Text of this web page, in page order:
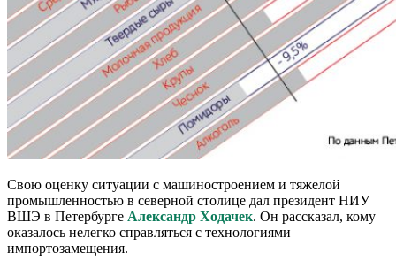
Свою оценку ситуации с машиностроением и тяжелой
промышленностью в северной столице дал президент НИУ
ВШЭ в Петербурге Александр Ходачек. Он рассказал, кому
оказалось нелегко справляться с технологиями
импортозамещения.